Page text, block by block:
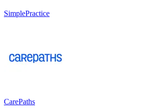
SimplePractice
CarePaths